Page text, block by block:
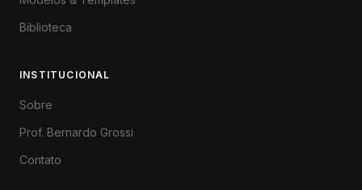
Biblioteca
INSTITUCIONAL
Sobre
Prof. Bernardo Grossi
Contato